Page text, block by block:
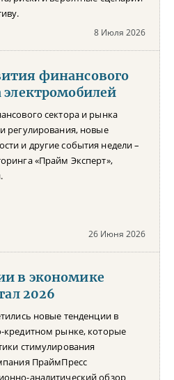
8 Июля 2026
финансового
электромобилей
сектора и рынка
регулирования, новые
и другие события недели –
«Прайм Эксперт»,
26 Июня 2026
в экономике
2026
новые тенденции в
рынке, которые
стимулирования
ПраймПресс
аналитический обзор